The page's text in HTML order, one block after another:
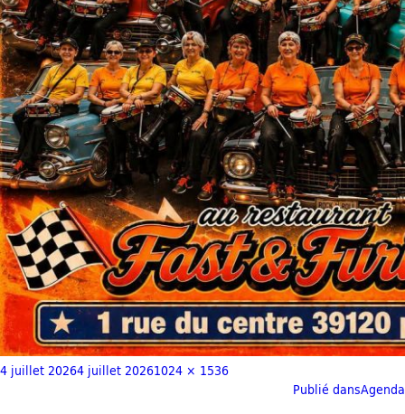
4 juillet 20264 juillet 20261024 × 1536
Publié dansAgenda